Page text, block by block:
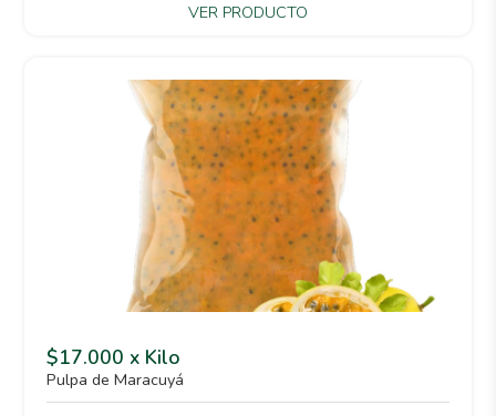
VER PRODUCTO
$17.000 x Kilo
Pulpa de Maracuyá